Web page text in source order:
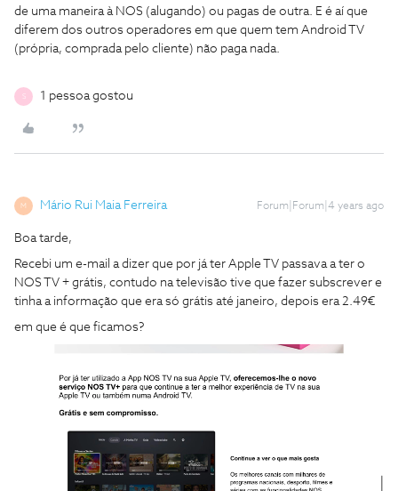
de uma maneira à NOS (alugando) ou pagas de outra. E é aí que
diferem dos outros operadores em que quem tem Android TV
(própria, comprada pelo cliente) não paga nada.
S 1 pessoa gostou
M Mário Rui Maia Ferreira Forum|Forum|4 years ago
Boa tarde,
Recebi um e-mail a dizer que por já ter Apple TV passava a ter o
NOS TV + grátis, contudo na televisão tive que fazer subscrever e
tinha a informação que era só grátis até janeiro, depois era 2.49€
em que é que ficamos?